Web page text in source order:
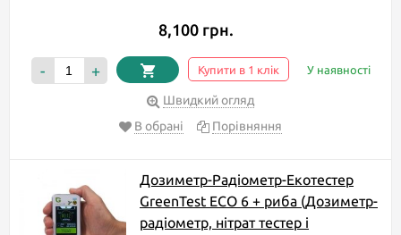
8,100 грн.
- + Купити в 1 клік У наявності
Швидкий огляд
В обрані
Порівняння
Дозиметр-Радіометр-Екотестер
GreenTest ECO 6 + риба (Дозиметр-
радіометр, нітрат тестер і